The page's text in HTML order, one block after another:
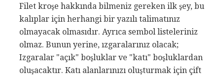
Filet kroşe hakkında bilmeniz gereken ilk şey, bu
kalıplar için herhangi bir yazılı talimatınız
olmayacak olmasıdır. Ayrıca sembol listeleriniz
olmaz. Bunun yerine, ızgaralarınız olacak;
Izgaralar "açık" boşluklar ve "katı" boşluklardan
oluşacaktır. Katı alanlarınızı oluşturmak için çift